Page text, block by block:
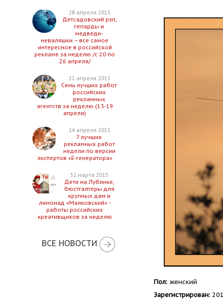
28 апреля 2015
Детсадовский рэп,
гепарды и
медведи-
неваляшки – все самое
интересное в российской
рекламе за неделю /с 20 по
26 апреля/
21 апреля 2015
Семь лучших работ
российских
рекламных
агентств за неделю (13-19
апреля)
14 апреля 2015
7 лучших
рекламных работ
недели по версии
экспертов «Е-генератора»
31 марта 2015
Дети на Лубянке,
бюстгалтеры для
крупных дам и
лимонад «Маяковский» -
работы российских
креативщиков за неделю
ВСЕ НОВОСТИ
Пол:женский
Зарегистрирован: